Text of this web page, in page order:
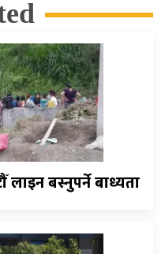
लाइन बस्नुपर्ने बाध्यता